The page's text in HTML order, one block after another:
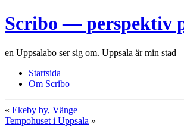
Scribo — perspektiv
en Uppsalabo ser sig om. Uppsala är min stad
Startsida
Om Scribo
« Ekeby by, Vänge
Tempohuset i Uppsala »